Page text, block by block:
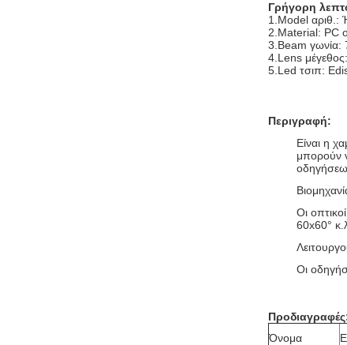
Γρήγορη
1.Model αριθ.:
2.Material: PC
3.Beam γωνία:
4.Lens
5.Led τσιπ:
Περιγραφή:
Είναι η
μπορούν
Οι
60x60°
Οι
Όνομα